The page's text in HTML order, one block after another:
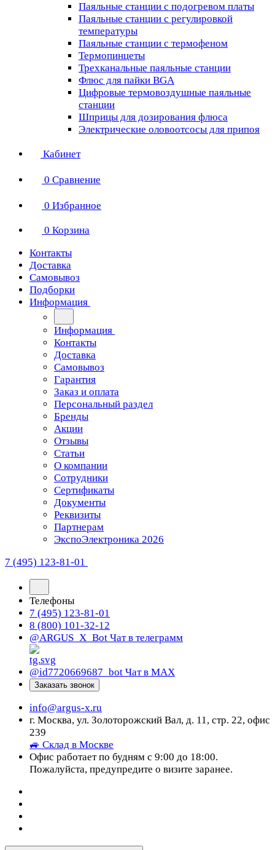
Паяльные станции с подогревом платы
Паяльные станции с регулировкой
температуры
Паяльные станции с термофеном
Термопинцеты
Трехканальные паяльные станции
Флюс для пайки BGA
Цифровые термовоздушные паяльные
станции
Шприцы для дозирования флюса
Электрические оловоотсосы для припоя
Кабинет
0 Сравнение
0 Избранное
0 Корзина
Контакты
Доставка
Самовывоз
Подборки
Информация
Информация
Контакты
Доставка
Самовывоз
Гарантия
Заказ и оплата
Персональный раздел
Бренды
Акции
Отзывы
Статьи
О компании
Сотрудники
Сертификаты
Документы
Реквизиты
Партнерам
ЭкспоЭлектроника 2026
7 (495) 123-81-01
Телефоны
7 (495) 123-81-01
8 (800) 101-32-12
@ARGUS_X_Bot Чат в телеграмм
@id7720669687_bot Чат в МАХ
Заказать звонок
info@argus-x.ru
г. Москва, ул. Золоторожский Вал, д. 11, стр. 22, офис
239
🚙 Склад в Москве
Офис работает по будням с 9:00 до 18:00.
Пожалуйста, предупредите о визите заранее.